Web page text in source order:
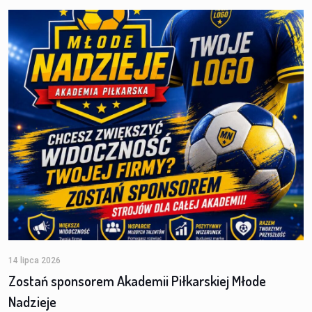
14 lipca 2026
Zostań sponsorem Akademii Piłkarskiej Młode
Nadzieje